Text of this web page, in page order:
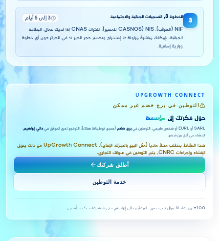
3
الخطوة 3
, التسجيلات الجبائية والاجتماعية 3 إلى 5 أيام
NIF (الضرائب)، NIS (CASNOS للمسير)، اشتراك CNAS إذا لديك عمال، البطاقة
الجبائية. بإمكانك مباشرةً مزاولة « إستخراج وتحضير حجر الجير » في الجزائر دون أي خطوة
وزارية إضافية.
UPGROWTH CONNECT
التوطين في برج خضم غير ممكن
حوّل فكرتك إلى مؤسسة
SARL أو EURL أو شخص طبيعي. التوطين في برج خضم (جميع توطيناتنا هناك). التوقيع لدى الموثق فيدالي إبراهيم
الإنشاء في أقل من شهر.
هذا النشاط يتطلب محلاً مادياً (مثل البيع بالتجزئة، الإنتاج). UpGrowth Connect مع ذلك يتولى
الإنشاء وإجراءات CNRC, يتم التوطين في عنوانك التجاري.
أطلق شركتك
خدمة التوطين
100+ من رواد الأعمال ·برج خضم · الموثق دالي إبراهيم ·حتى شهر واحد كحد أقصى